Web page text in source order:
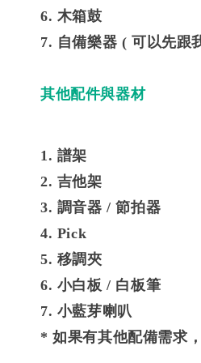
6. 木箱鼓
7. 自備樂器 ( 可以先跟
其他配件與器材
1. 譜架
2. 吉他架
3. 調音器 / 節拍器
4. Pick
5. 移調夾
6. 小白板 / 白板筆
7. 小藍芽喇叭
* 如果有其他配備需求